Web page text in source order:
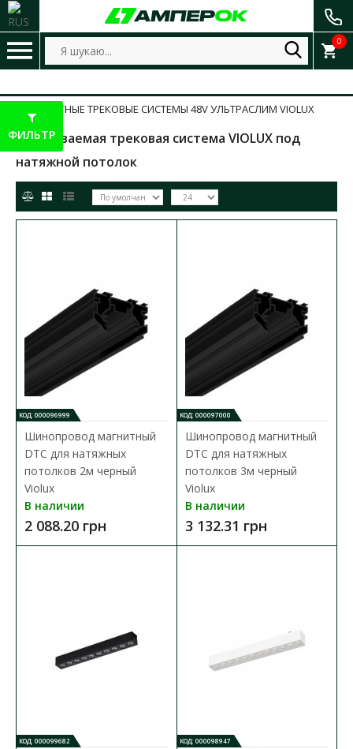
0
МАГНИТНЫЕ ТРЕКОВЫЕ СИСТЕМЫ 48V УЛЬТРАСЛИМ VIOLUX
Встраиваемая трековая система VIOLUX под
натяжной потолок
Шинопровод магнитный DTC для натяжных потолков 2м
черный Violux ( 320126 ) основные характ..
В КОРЗИНУ
КОД: 000096999
Шинопровод магнитный
DTC для натяжных
потолков 2м черный
Violux
В наличии
2 088.20 грн
КОД: 000097000
Шинопровод магнитный
DTC для натяжных
потолков 3м черный
Violux
В наличии
3 132.31 грн
КОД: 000099682 КОД: 000098947
ФИЛЬТР